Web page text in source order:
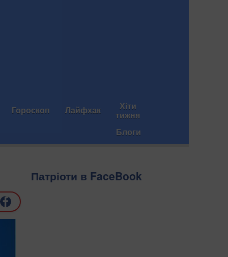
Гороскоп Лайфхак Хіти
тижня
Блоги
Патріоти в FaceBook